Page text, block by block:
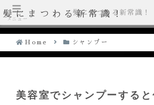
髪にまつわる新常識！
Home シャンプー
美容室でシャンプーすると
メニュー
髪にまつわる新常識！